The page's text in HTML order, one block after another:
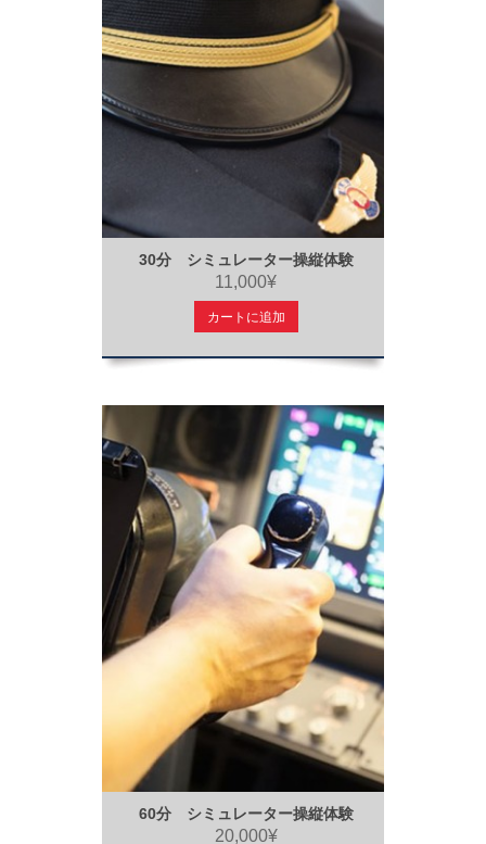
30分 シミュレーター操縦体験
11,000¥
カートに追加
60分 シミュレーター操縦体験
20,000¥